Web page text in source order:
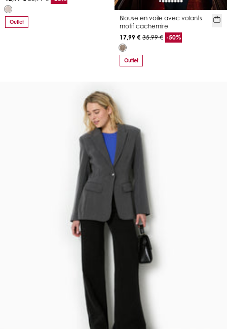
Outlet
Blouse en voile avec volants
motif cachemire
17,99 € 35,99 € -50%
Outlet